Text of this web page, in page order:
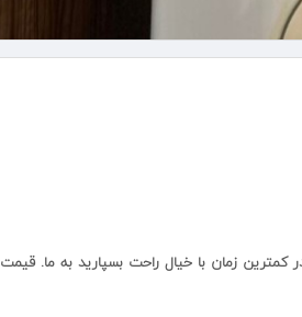
زمان با خیال راحت بسپارید به ما. قیمت